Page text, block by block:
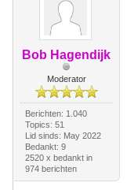
Bob Hagendijk
Moderator
Berichten: 1.040
Topics: 51
Lid sinds: May 2022
Bedankt: 9
2520 x bedankt in
974 berichten